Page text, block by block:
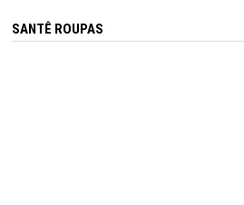
SANTÊ ROUPAS